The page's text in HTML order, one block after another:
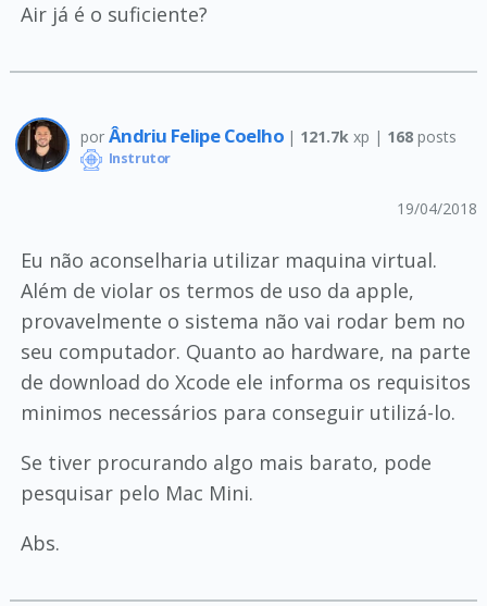
Air já é o suficiente?
por Ândriu Felipe Coelho | 121.7k xp | 168 posts
Instrutor
19/04/2018
Eu não aconselharia utilizar maquina virtual.
Além de violar os termos de uso da apple,
provavelmente o sistema não vai rodar bem no
seu computador. Quanto ao hardware, na parte
de download do Xcode ele informa os requisitos
minimos necessários para conseguir utilizá-lo.
Se tiver procurando algo mais barato, pode
pesquisar pelo Mac Mini.
Abs.